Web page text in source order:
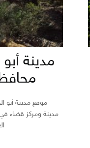
مدينة
موقع مدينة أبو
مدينة ومركز قضاء